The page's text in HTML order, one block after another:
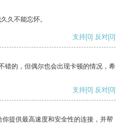
久不能忘怀。
支持[0] 反对[0]
错的，但偶尔也会出现卡顿的情况，希
支持[0] 反对[0]
提供最高速度和安全性的连接，并帮